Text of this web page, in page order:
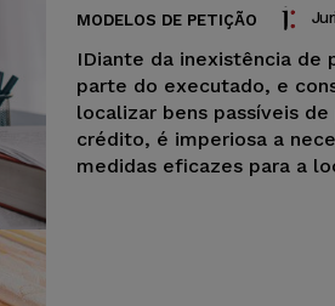
MODELOS DE PETIÇÃO
IDiante da inexistência de
parte do executado, e
localizar bens passíveis
crédito, é imperiosa a
medidas eficazes para a